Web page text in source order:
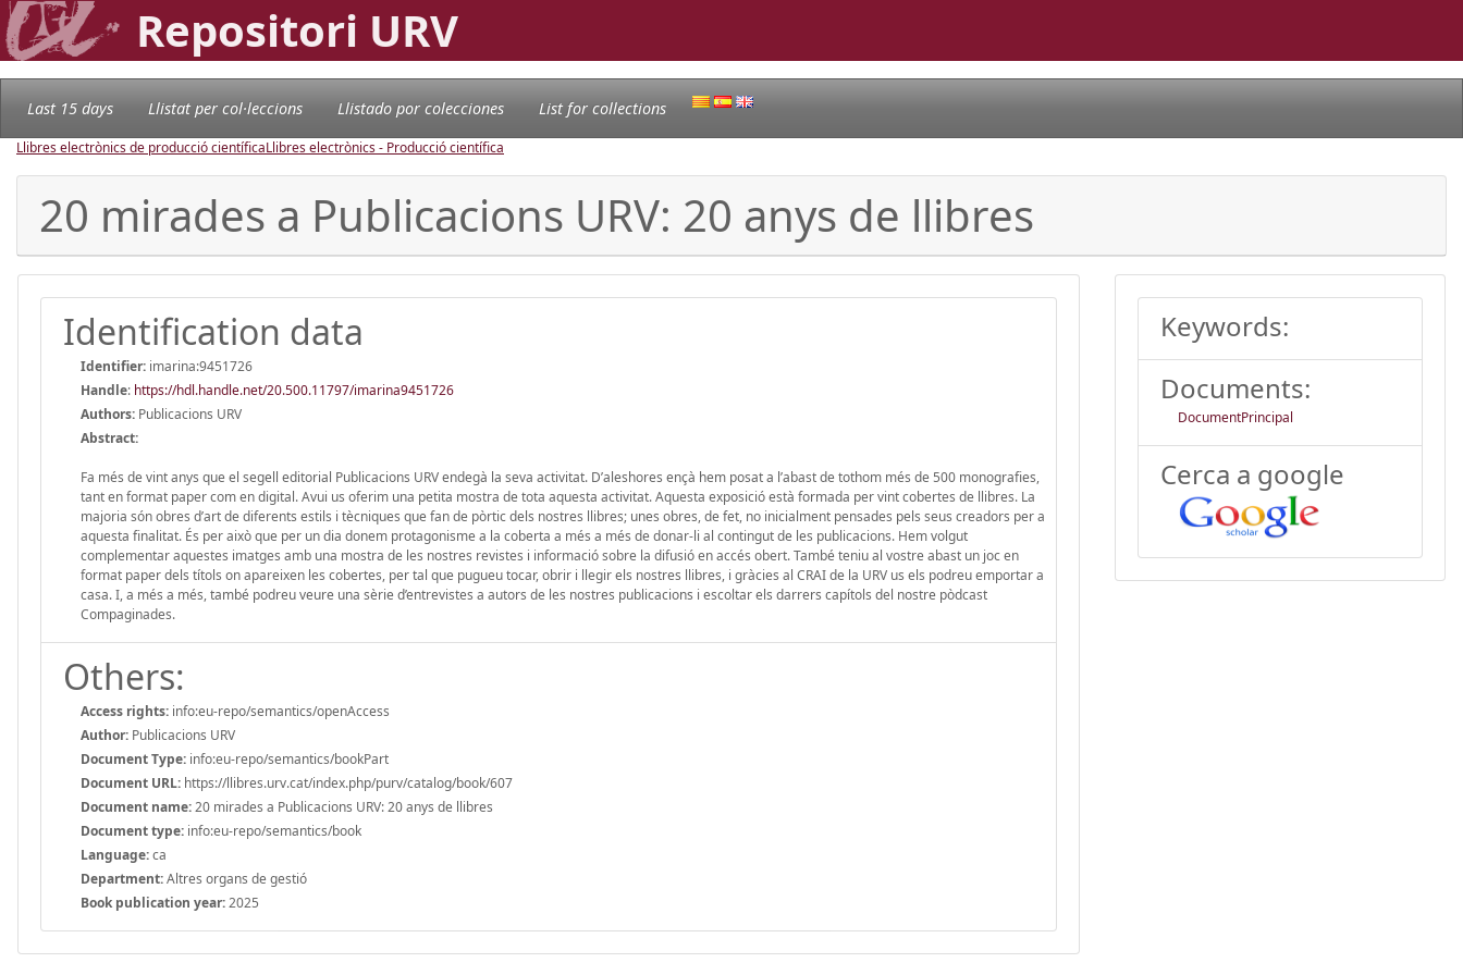
Repositori URV
Last 15 days Llistat per col·leccions Llistado por colecciones List for collections
Llibres electrònics de producció científicaLlibres electrònics - Producció científica
20 mirades a Publicacions URV: 20 anys de llibres
Identification data
Identifier: imarina:9451726
Handle: https://hdl.handle.net/20.500.11797/imarina9451726
Authors: Publicacions URV
Abstract:
Fa més de vint anys que el segell editorial Publicacions URV endegà la seva activitat. D’aleshores ençà hem posat a l’abast de tothom més de 500 monografies,
tant en format paper com en digital. Avui us oferim una petita mostra de tota aquesta activitat. Aquesta exposició està formada per vint cobertes de llibres. La
majoria són obres d’art de diferents estils i tècniques que fan de pòrtic dels nostres llibres; unes obres, de fet, no inicialment pensades pels seus creadors per a
aquesta finalitat. És per això que per un dia donem protagonisme a la coberta a més a més de donar-li al contingut de les publicacions. Hem volgut
complementar aquestes imatges amb una mostra de les nostres revistes i informació sobre la difusió en accés obert. També teniu al vostre abast un joc en
format paper dels títols on apareixen les cobertes, per tal que pugueu tocar, obrir i llegir els nostres llibres, i gràcies al CRAI de la URV us els podreu emportar a
casa. I, a més a més, també podreu veure una sèrie d’entrevistes a autors de les nostres publicacions i escoltar els darrers capítols del nostre pòdcast
Compaginades.
Others:
Access rights: info:eu-repo/semantics/openAccess
Author: Publicacions URV
Document Type: info:eu-repo/semantics/bookPart
Document URL: https://llibres.urv.cat/index.php/purv/catalog/book/607
Document name:20 mirades a Publicacions URV: 20 anys de llibres
Document type: info:eu-repo/semantics/book
Language:ca
Department:Altres organs de gestió
Book publication year:2025
Keywords:
Documents:
DocumentPrincipal
Cerca a google